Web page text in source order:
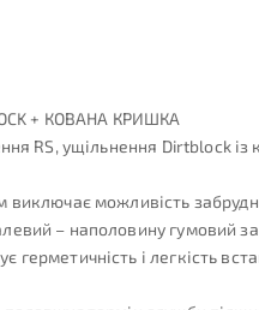
+ КОВАНА КРИШКА
RS, ущільнення Dirtblock
виключає можливість
– наполовину гумовий
і легкість